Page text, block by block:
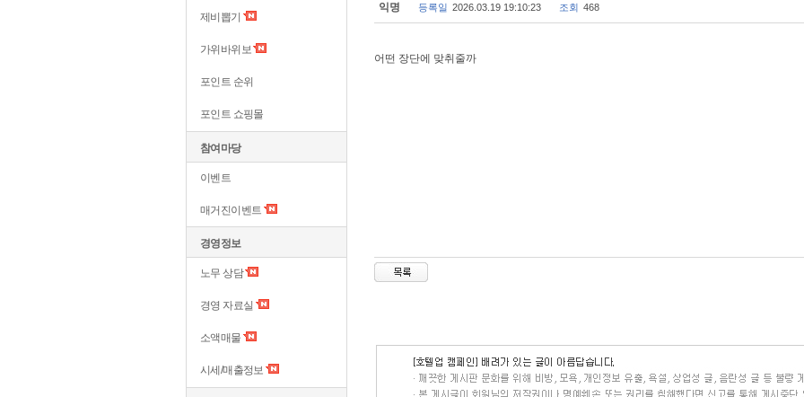
제비뽑기
가위바위보
포인트 순위
포인트 쇼핑몰
참여마당
이벤트
매거진이벤트
경영정보
노무 상담
경영 자료실
소액매물
시세/매출정보
익명 등록일 2026.03.19 19:10:23 조회 468
어떤 장단에 맞취줄까